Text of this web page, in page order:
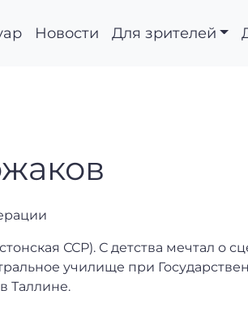
Новости Для зрителей
ССР). С детства мечтал о
училище при
Таллине.